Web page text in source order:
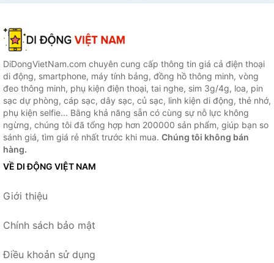
DiDongVietNam.com chuyên cung cấp thông tin giá cả điện thoại
di động, smartphone, máy tính bảng, đồng hồ thông minh, vòng
đeo thông minh, phụ kiện điện thoại, tai nghe, sim 3g/4g, loa, pin
sạc dự phòng, cáp sạc, dây sạc, củ sạc, linh kiện di động, thẻ nhớ,
phụ kiện selfie... Bằng khả năng sẵn có cùng sự nỗ lực không
ngừng, chúng tôi đã tổng hợp hơn 200000 sản phẩm, giúp bạn so
sánh giá, tìm giá rẻ nhất trước khi mua. Chúng tôi không bán
hàng.
VỀ DI ĐỘNG VIỆT NAM
Giới thiệu
Chính sách bảo mật
Điều khoản sử dụng